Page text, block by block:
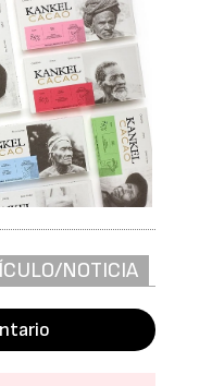
NOTICIA